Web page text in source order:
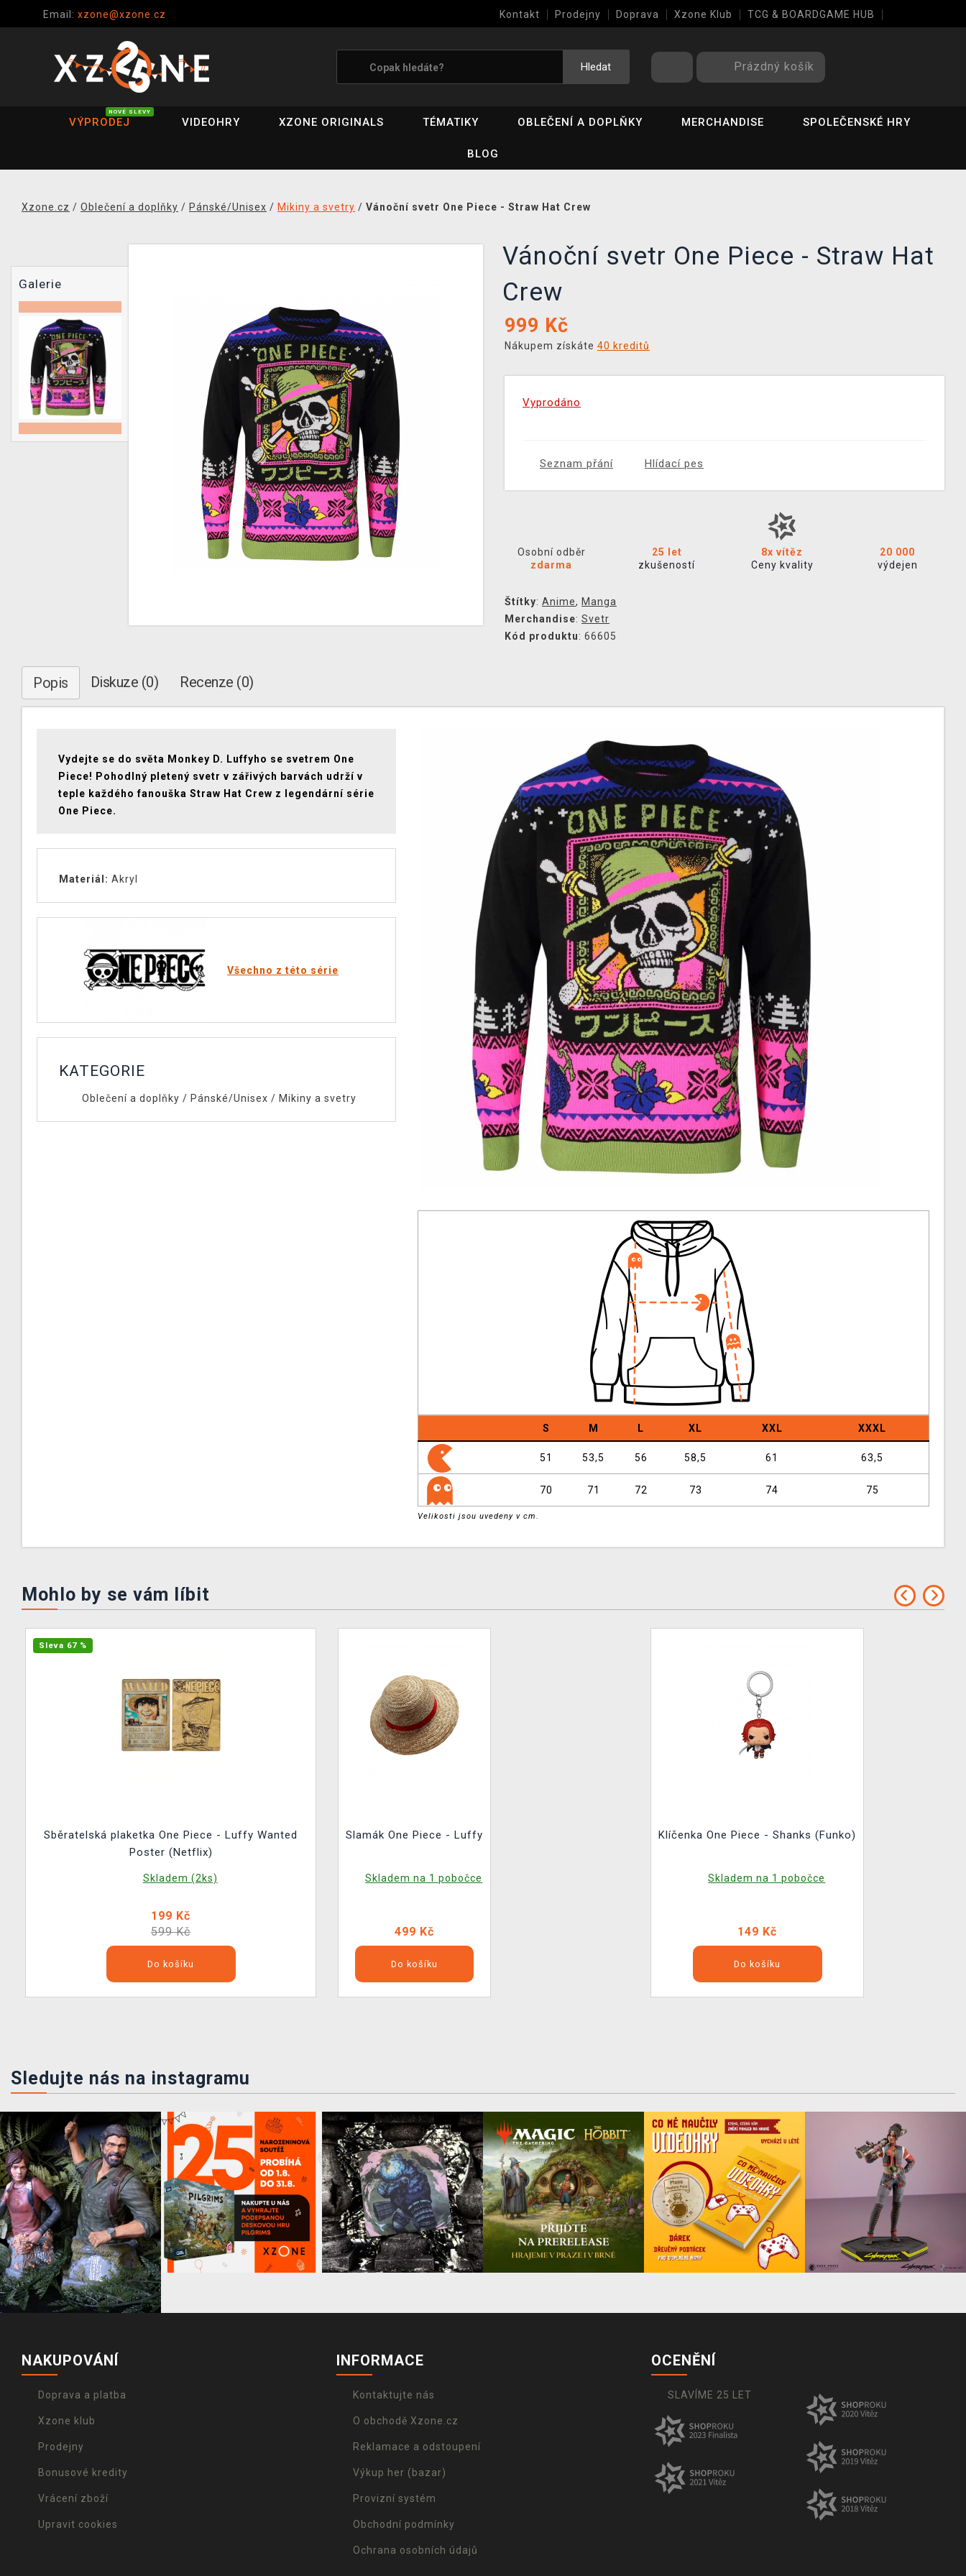
Email: xzone@xzone.cz Kontakt Prodejny Doprava Xzone Klub TCG & BOARDGAME HUB
Hledat Prázdný košík
VÝPRODEJ
NOVÉ SLEVY
VIDEOHRY XZONE ORIGINALS TÉMATIKY OBLEČENÍ A DOPLŇKY MERCHANDISE SPOLEČENSKÉ HRY
BLOG
Xzone.cz / Oblečení a doplňky / Pánské/Unisex / Mikiny a svetry / Vánoční svetr One Piece - Straw Hat Crew
Galerie
Vánoční svetr One Piece - Straw Hat
Crew
999 Kč
Nákupem získáte 40 kreditů
Vyprodáno
Seznam přání Hlídací pes
Osobní odběr
zdarma
25 let
zkušeností
8x vítěz
Ceny kvality
20 000
výdejen
Štítky: Anime, Manga
Merchandise: Svetr
Kód produktu: 66605
Popis Diskuze (0) Recenze (0)
Vydejte se do světa Monkey D. Luffyho se svetrem One
Piece! Pohodlný pletený svetr v zářivých barvách udrží v
teple každého fanouška Straw Hat Crew z legendární série
One Piece.
Materiál: Akryl
Všechno z této série
KATEGORIE
Oblečení a doplňky / Pánské/Unisex / Mikiny a svetry
S M L XL XXL XXXL
51 53,5 56 58,5 61 63,5
70 71 72 73 74 75
Velikosti jsou uvedeny v cm.
Mohlo by se vám líbit
Sleva 67 %
Sběratelská plaketka One Piece - Luffy Wanted
Poster (Netflix)
Skladem (2ks)
199 Kč
599 Kč
Do košíku
Slamák One Piece - Luffy
Skladem na 1 pobočce
499 Kč
Do košíku
Klíčenka One Piece - Shanks (Funko)
Skladem na 1 pobočce
149 Kč
Do košíku
Sledujte nás na instagramu
NAKUPOVÁNÍ
Doprava a platba
Xzone klub
Prodejny
Bonusové kredity
Vrácení zboží
Upravit cookies
INFORMACE
Kontaktujte nás
O obchodě Xzone.cz
Reklamace a odstoupení
Výkup her (bazar)
Provizní systém
Obchodní podmínky
Ochrana osobních údajů
OCENĚNÍ
SLAVÍME 25 LET